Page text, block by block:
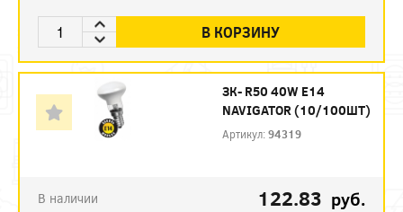
В КОРЗИНУ
ЗК- R50 40W E14
NAVIGATOR (10/100ШТ)
Артикул:94319
В наличии 122.83 руб.